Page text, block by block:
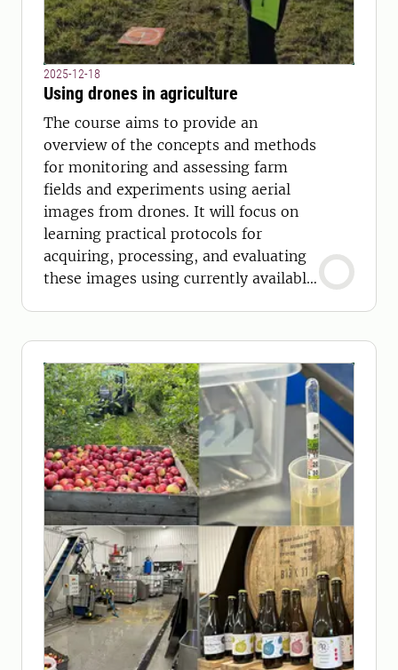
2025-12-18
Using drones in agriculture
The course aims to provide an
overview of the concepts and methods
for monitoring and assessing farm
fields and experiments using aerial
images from drones. It will focus on
learning practical protocols for
acquiring, processing, and evaluating
these images using currently available